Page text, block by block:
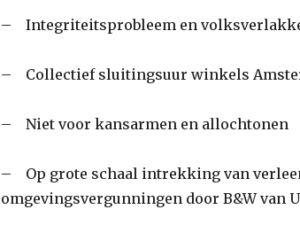
– Integriteitsprobleem en
– Collectief sluitingsuur winkels
– Niet voor kansarmen en allochtonen
– Op grote schaal intrekking van
omgevingsvergunningen door B&W van